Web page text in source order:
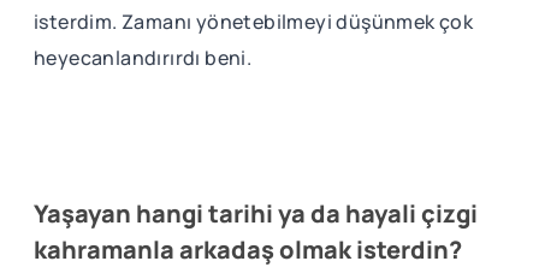
isterdim. Zamanı yönetebilmeyi düşünmek çok
heyecanlandırırdı beni.
Yaşayan hangi tarihi ya da hayali çizgi
kahramanla arkadaş olmak isterdin?